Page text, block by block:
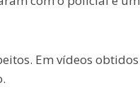
Em vídeos obtidos